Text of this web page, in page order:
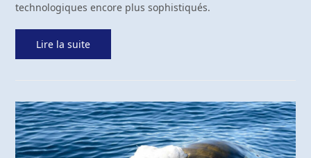
technologiques encore plus sophistiqués.
Lire la suite